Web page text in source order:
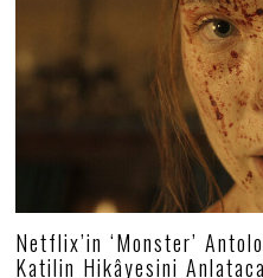
Netflix’in ‘Monster’
Katilin Hikâyesini